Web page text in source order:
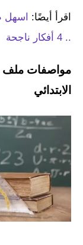
اقرأ أيضًا:
اسهل
.. 4 أفكار ناجحة
مواصفات ملف
الابتدائي